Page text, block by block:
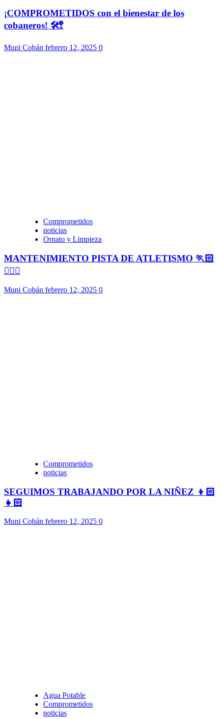
¡COMPROMETIDOS con el bienestar de los
cobaneros! 🛠️🚏
Muni Cobán febrero 12, 2025 0
Comprometidos
noticias
Ornato y Limpieza
MANTENIMIENTO PISTA DE ATLETISMO 🏃🏻
🏃🏻‍♀️
Muni Cobán febrero 12, 2025 0
Comprometidos
noticias
SEGUIMOS TRABAJANDO POR LA NIÑEZ 👦🏻
👧🏻
Muni Cobán febrero 12, 2025 0
Agua Potable
Comprometidos
noticias